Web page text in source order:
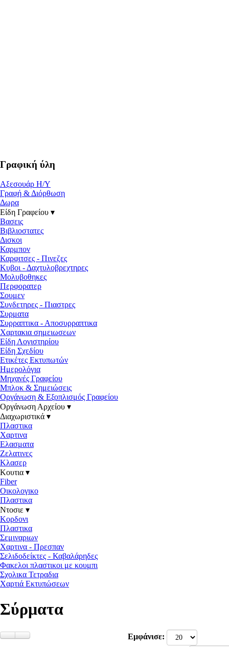
Γραφική ύλη
Αξεσουάρ Η/Υ
Γραφή & Διόρθωση
Δωρα
Είδη Γραφείου ▾
Βασεις
Βιβλιοστατες
Δισκοι
Καρμπον
Καρφιτσες - Πινεζες
Κυβοι - Δαχτυλοβρεχτηρες
Μολυβοθηκες
Περφορατερ
Σουμεν
Συνδετηρες - Πιαστρες
Συρματα
Συρραπτικα - Αποσυρραπτικα
Χαρτακια σημειωσεων
Είδη Λογιστηρίου
Είδη Σχεδίου
Ετικέτες Εκτυπωτών
Ημερολόγια
Μηχανές Γραφείου
Μπλοκ & Σημειώσεις
Οργάνωση & Εξοπλισμός Γραφείου
Οργάνωση Αρχείου ▾
Διαχωριστικά ▾
Πλαστικα
Χαρτινα
Ελασματα
Ζελατινες
Κλασερ
Κουτια ▾
Fiber
Οικολογικο
Πλαστικα
Ντοσιε ▾
Κορδονι
Πλαστικα
Σεμιναριων
Χαρτινα - Πρεσπαν
Σελιδοδείκτες - Καβαλάρηδες
Φακελοι πλαστικοι με κουμπι
Σχολικα Τετραδια
Χαρτιά Εκτυπώσεων
Σύρματα
Εμφάνισε: